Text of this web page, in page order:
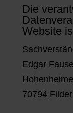
Die
Website
Edgar
70794